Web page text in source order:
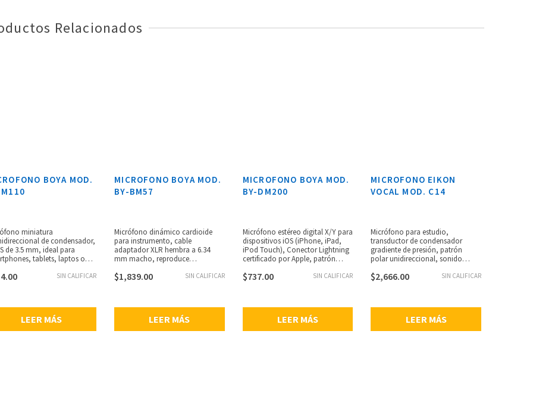
Relacionados
BOYA MOD.
miniatura
de condensador,
de 3.5 mm, ideal para
tablets, laptos o
de frecuencia de 50 Hz a
parabrisas de espuma,
-36 ±2 dB (0 dB =
a 1 kHz), relación señal a
SIN CALIFICAR
LEER MÁS
MICROFONO BOYA MOD.
BY-BM57
Micrófono dinámico cardioide
para instrumento, cable
adaptador XLR hembra a 6.34
mm macho, reproduce
instrumental, ideal para captar
filtro antipop incorporado,
cuerpo de aleación de zinc y
aluminio duradero, incluye un
SIN CALIFICAR
$1,839.00
LEER MÁS
MICROFONO BOYA MOD.
BY-DM200
Micrófono estéreo digital X/Y para
dispositivos iOS (iPhone, iPad,
iPod Touch), Conector Lightning
certificado por Apple, patrón
mejorada y señal de ruido, plug
SIN CALIFICAR
$737.00
LEER MÁS
MICROFONO EIKON
VOCAL MOD. C14
Micrófono para estudio,
transductor de condensador
gradiente de presión, patrón
polar unidireccional, sonido
soberbios y contenido armónico
-10 dB, requisitos de energía:
alimentación phantom de +48 V,
capacitores WIMA, sensibilidad:
SIN CALIFICAR
$2,666.00
LEER MÁS